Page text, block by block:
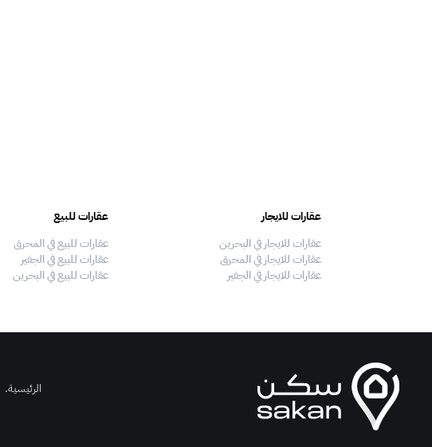
عقارات للايجار
عقارات للايجار في البحرين
عقارات للايجار في المحرق
عقارات للايجار في الجفير
عقارات للبيع
عقارات للبيع في المحرق
عقارات للبيع في الجفير
عقارات للبيع في البحرين
الرئيسية.